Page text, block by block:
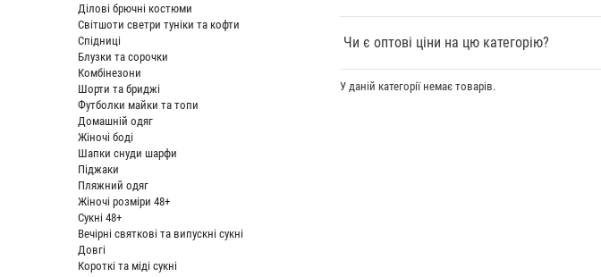
Ділові брючні костюми
Світшоти светри туніки та кофти
Спідниці
Блузки та сорочки
Комбінезони
Шорти та бриджі
Футболки майки та топи
Домашній одяг
Жіночі боді
Шапки снуди шарфи
Піджаки
Пляжний одяг
Жіночі розміри 48+
Сукні 48+
Вечірні святкові та випускні сукні
Довгі
Короткі та міді сукні
Чи є оптові ціни на цю категорію?
У даній категорії немає товарів.